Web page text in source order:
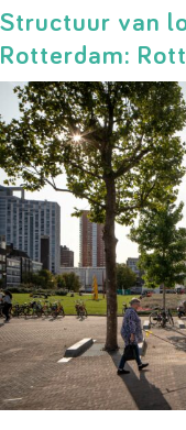
Structuur van
Rotterdam: